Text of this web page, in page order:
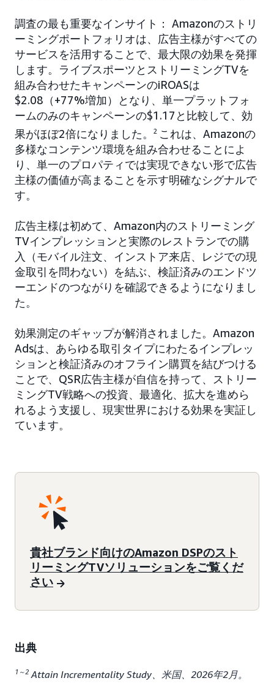
調査の最も重要なインサイト： Amazonのストリ
ーミングポートフォリオは、広告主様がすべての
サービスを活用することで、最大限の効果を発揮
します。ライブスポーツとストリーミングTVを
組み合わせたキャンペーンのiROASは
$2.08（+77%増加）となり、単一プラットフォ
ームのみのキャンペーンの$1.17と比較して、効
果がほぼ2倍になりました。
2 これは、Amazonの
多様なコンテンツ環境を組み合わせることによ
り、単一のプロパティでは実現できない形で広告
主様の価値が高まることを示す明確なシグナルで
す。
広告主様は初めて、Amazon内のストリーミング
TVインプレッションと実際のレストランでの購
入（モバイル注文、インストア来店、レジでの現
金取引を問わない）を結ぶ、検証済みのエンドツ
ーエンドのつながりを確認できるようになりまし
た。
効果測定のギャップが解消されました。Amazon
Adsは、あらゆる取引タイプにわたるインプレッ
ションと検証済みのオフライン購買を結びつける
ことで、QSR広告主様が自信を持って、ストリー
ミングTV戦略への投資、最適化、拡大を進めら
れるよう支援し、現実世界における効果を実証し
ています。
貴社ブランド向けのAmazon DSPのスト
リーミングTVソリューションをご覧くだ
さい
出典
1～2 Attain Incrementality Study、米国、2026年2月。